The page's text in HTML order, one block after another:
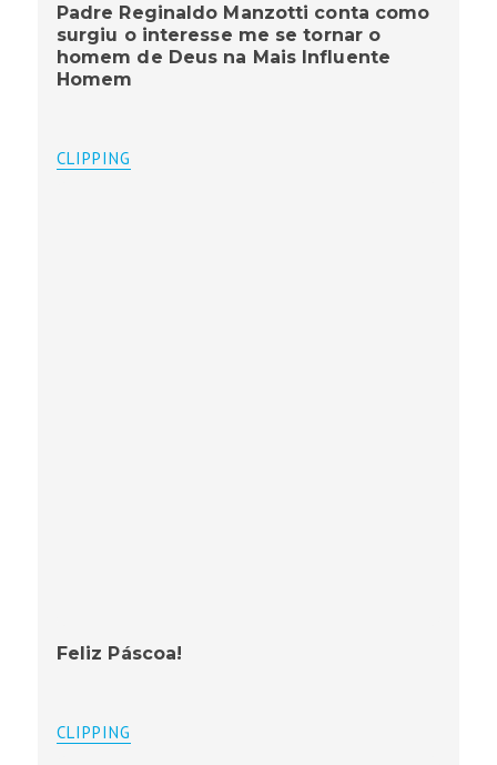
Padre Reginaldo Manzotti conta como
surgiu o interesse me se tornar o
homem de Deus na Mais Influente
Homem
CLIPPING
Feliz Páscoa!
CLIPPING